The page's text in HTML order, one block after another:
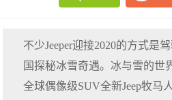
不少Jeeper迎接2020的方式是
国探秘冰雪奇遇。冰与雪的世
全球偶像级SUV全新Jeep牧马